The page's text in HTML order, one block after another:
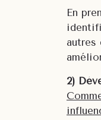
En
autres
2)